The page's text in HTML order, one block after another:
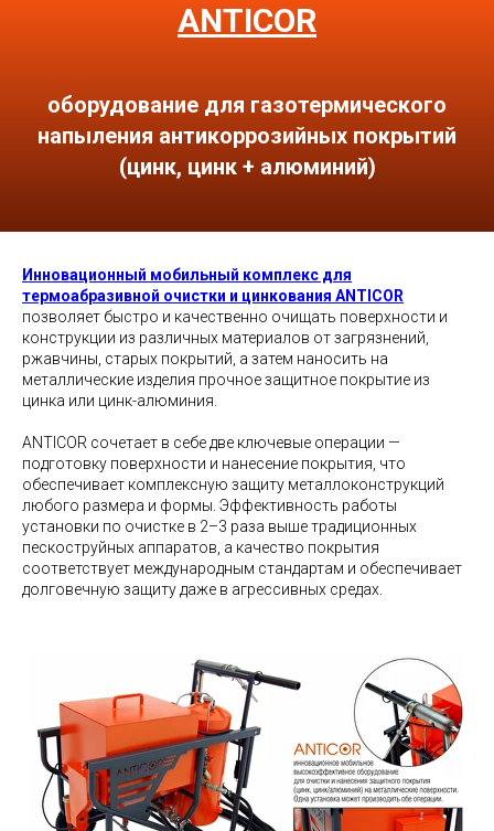
ANTICOR
оборудование для газотермического
напыления антикоррозийных покрытий
(цинк, цинк + алюминий)
Инновационный мобильный комплекс для
термоабразивной очистки и цинкования ANTICOR
позволяет быстро и качественно очищать поверхности и
конструкции из различных материалов от загрязнений,
ржавчины, старых покрытий, а затем наносить на
металлические изделия прочное защитное покрытие из
цинка или цинк-алюминия.
ANTICOR сочетает в себе две ключевые операции —
подготовку поверхности и нанесение покрытия, что
обеспечивает комплексную защиту металлоконструкций
любого размера и формы. Эффективность работы
установки по очистке в 2–3 раза выше традиционных
пескоструйных аппаратов, а качество покрытия
соответствует международным стандартам и обеспечивает
долговечную защиту даже в агрессивных средах.